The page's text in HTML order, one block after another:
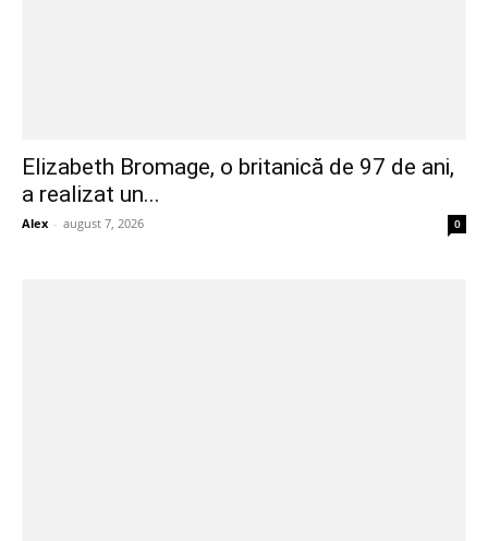
Elizabeth Bromage, o britanică de 97 de ani,
a realizat un...
Alex - august 7, 2026 0